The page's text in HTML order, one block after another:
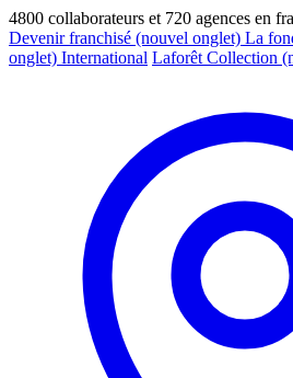
4800 collaborateurs et 720 agences en
Devenir franchisé (nouvel onglet) La
onglet) International Laforêt Collection